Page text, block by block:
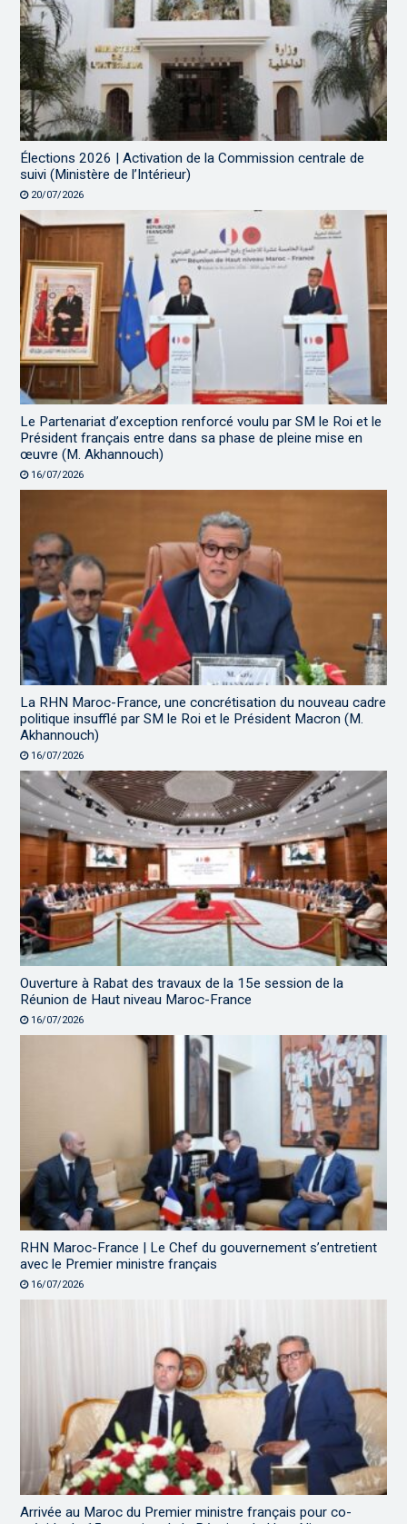
Élections 2026 | Activation de la Commission centrale de
suivi (Ministère de l’Intérieur)
20/07/2026
Le Partenariat d’exception renforcé voulu par SM le Roi et le
Président français entre dans sa phase de pleine mise en
œuvre (M. Akhannouch)
16/07/2026
La RHN Maroc-France, une concrétisation du nouveau cadre
politique insufflé par SM le Roi et le Président Macron (M.
Akhannouch)
16/07/2026
Ouverture à Rabat des travaux de la 15e session de la
Réunion de Haut niveau Maroc-France
16/07/2026
RHN Maroc-France | Le Chef du gouvernement s’entretient
avec le Premier ministre français
16/07/2026
Arrivée au Maroc du Premier ministre français pour co-